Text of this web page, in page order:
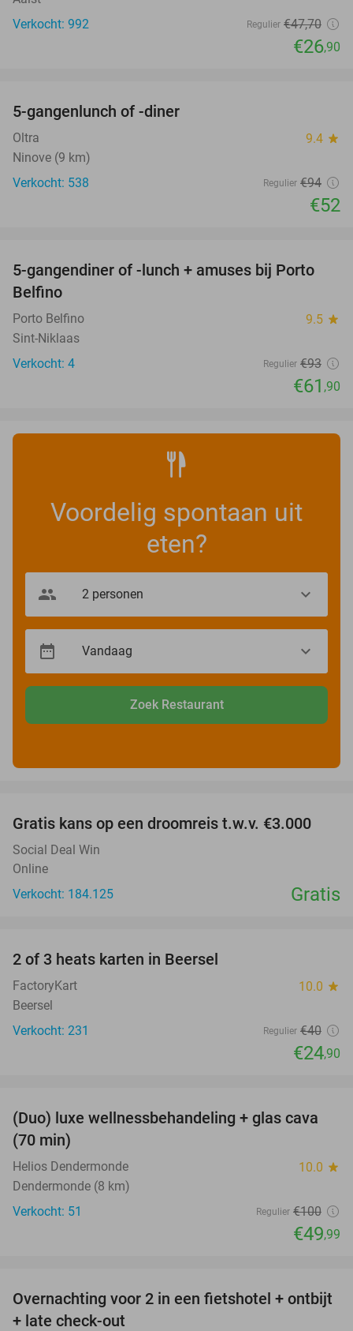
Verkocht: 992
Regulier €47,70
€26,90
5-gangenlunch of -diner
Oltra 9.4 star
Ninove (9 km)
Verkocht: 538
Regulier €94
€52
33%
NEW
TODAY
5-gangendiner of -lunch + amuses bij Porto
Belfino
Porto Belfino 9.5 star
Sint-Niklaas
Verkocht: 4
Regulier €93
€61 ,90
Voordelig spontaan uit
eten?
Zoek Restaurant
Gratis kans op een droomreis t.w.v. €3.000
Social Deal Win
Online
Verkocht: 184.125
Gratis
2 of 3 heats karten in Beersel
FactoryKart 10.0 star
Beersel
Verkocht: 231
Regulier €40
€24,90
50%
(Duo) luxe wellnessbehandeling + glas cava
(70 min)
Helios Dendermonde 10.0 star
Dendermonde (8 km)
Verkocht: 51
Regulier €100
€49,99
19%
Overnachting voor 2 in een fietshotel + ontbijt
+ late check-out